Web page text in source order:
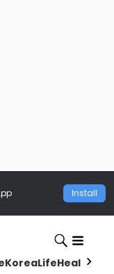
Install
KoreaLifeHealth